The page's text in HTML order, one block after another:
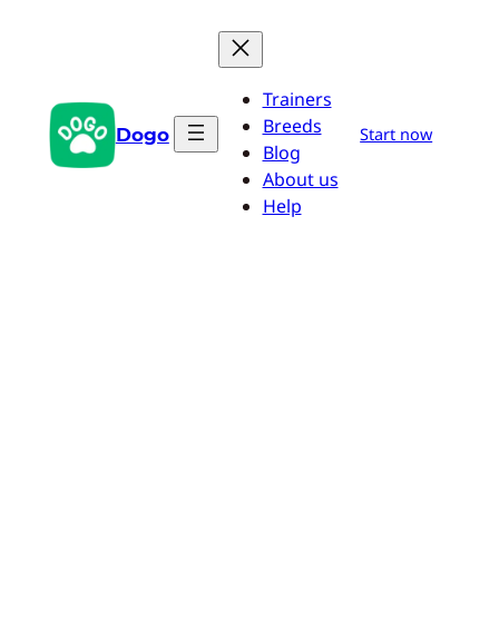
Dogo
Trainers
Breeds
Blog
About us
Help
Start now